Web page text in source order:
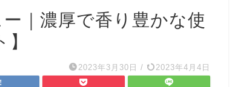
｜濃厚で香り豊かな使
2023年3月30日 / 2023年4月4日